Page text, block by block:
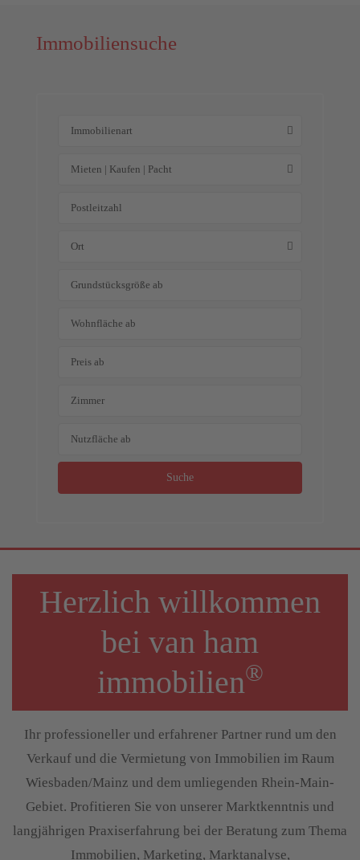
Immobiliensuche
Immobilienart
Mieten | Kaufen | Pacht
Ort
Suche
Herzlich willkommen
bei van ham
immobilien®
Ihr professioneller und erfahrener Partner rund um den
Verkauf und die Vermietung von Immobilien im Raum
Wiesbaden/Mainz und dem umliegenden Rhein-Main-
Gebiet. Profitieren Sie von unserer Marktkenntnis und
langjährigen Praxiserfahrung bei der Beratung zum Thema
Immobilien, Marketing, Marktanalyse,